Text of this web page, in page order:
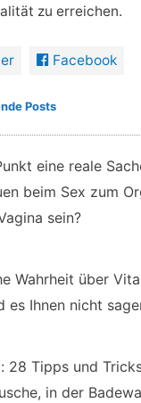
zu erreichen.
Facebook
Posts
eine reale
beim Sex zum
sein?
Wahrheit über
es Ihnen nicht
28 Tipps und
in der